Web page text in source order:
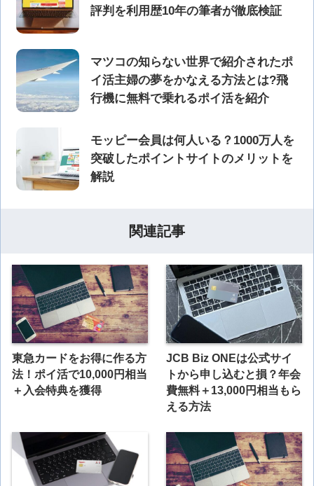
評判を利用歴10年の筆者が徹底検証
マツコの知らない世界で紹介されたポ
イ活主婦の夢をかなえる方法とは?飛
行機に無料で乗れるポイ活を紹介
モッピー会員は何人いる？1000万人を
突破したポイントサイトのメリットを
解説
関連記事
東急カードをお得に作る方
法！ポイ活で10,000円相当
＋入会特典を獲得
JCB Biz ONEは公式サイ
トから申し込むと損？年会
費無料＋13,000円相当もら
える方法